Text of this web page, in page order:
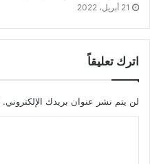
21 أبريل، 2022
اترك تعليقاً
لن يتم نشر عنوان بريدك الإلكتروني.